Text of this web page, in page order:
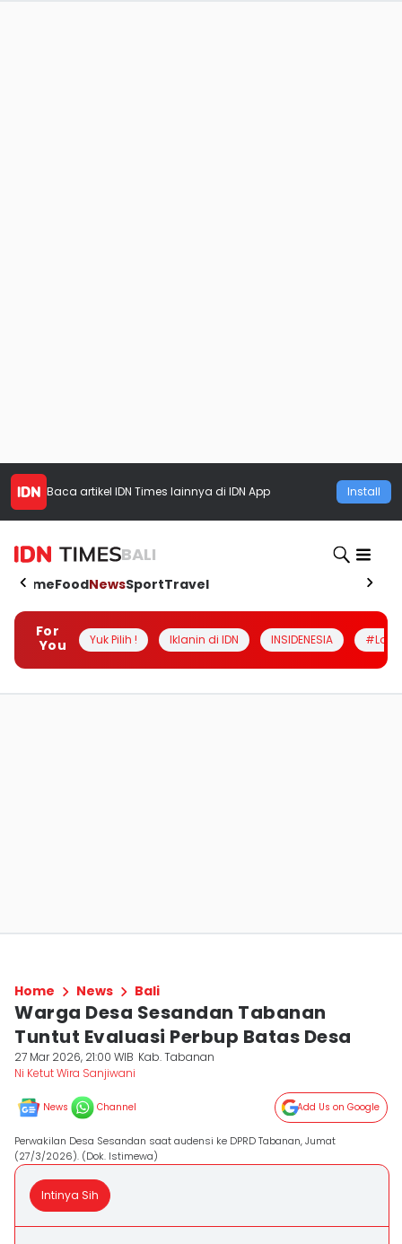
Baca artikel IDN Times lainnya di IDN App Install
BALI
HomeFoodNewsSportTravel
For
You
Yuk Pilih ! Iklanin di IDN INSIDENESIA
Home News Bali
Warga Desa Sesandan Tabanan
Tuntut Evaluasi Perbup Batas Desa
27 Mar 2026, 21:00 WIB Kab. Tabanan
Ni Ketut Wira Sanjiwani
News Channel Add Us on Google
Perwakilan Desa Sesandan saat audensi ke DPRD Tabanan, Jumat
(27/3/2026). (Dok. Istimewa)
Intinya Sih